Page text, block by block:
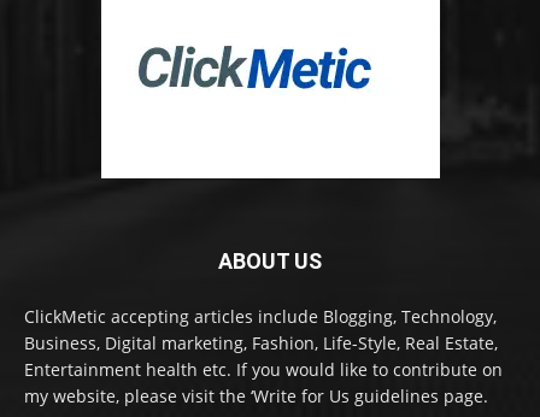
ABOUT US
ClickMetic accepting articles include Blogging, Technology,
Business, Digital marketing, Fashion, Life-Style, Real Estate,
Entertainment health etc. If you would like to contribute on
my website, please visit the ‘Write for Us guidelines page.